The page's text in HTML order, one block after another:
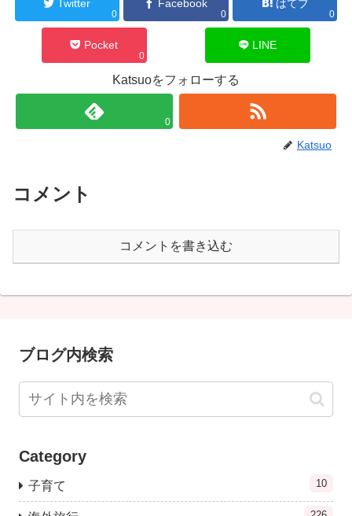
Twitter
0
Facebook
0
はてブ
0
Pocket
0
LINE
Katsuoをフォローする
0
Katsuo
コメント
コメントを書き込む
ブログ内検索
Category
子育て 10